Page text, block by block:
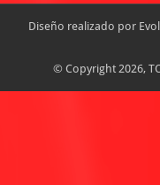
Diseño realizado por
© Copyright 2026,